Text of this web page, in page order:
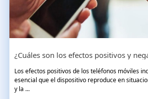
Los efectos positivos de los teléfonos móviles
esencial que el dispositivo reproduce en
y la ...